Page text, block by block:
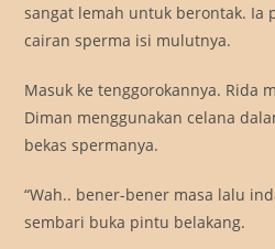
sangat lemah untuk berontak. Ia
cairan sperma isi mulutnya.
Masuk ke tenggorokannya. Rida
Diman menggunakan celana
bekas spermanya.
“Wah.. bener-bener masa lalu
sembari buka pintu belakang.